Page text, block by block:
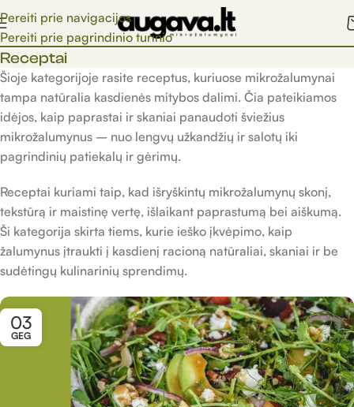
Pereiti prie navigacijos
Pereiti prie pagrindinio turinio
Receptai
Šioje kategorijoje rasite receptus, kuriuose mikrožalumynai
tampa natūralia kasdienės mitybos dalimi. Čia pateikiamos
idėjos, kaip paprastai ir skaniai panaudoti šviežius
mikrožalumynus – nuo lengvų užkandžių ir salotų iki
pagrindinių patiekalų ir gėrimų.
Receptai kuriami taip, kad išryškintų mikrožalumynų skonį,
tekstūrą ir maistinę vertę, išlaikant paprastumą bei aiškumą.
Ši kategorija skirta tiems, kurie ieško įkvėpimo, kaip
žalumynus įtraukti į kasdienį racioną natūraliai, skaniai ir be
sudėtingų kulinarinių sprendimų.
03
GEG